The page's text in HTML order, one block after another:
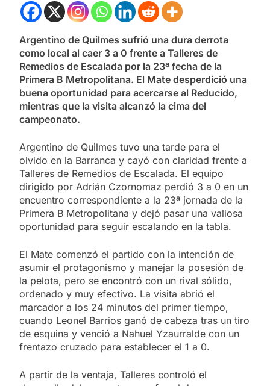
Argentino de Quilmes sufrió una dura derrota
como local al caer 3 a 0 frente a Talleres de
Remedios de Escalada por la 23ª fecha de la
Primera B Metropolitana. El Mate desperdició una
buena oportunidad para acercarse al Reducido,
mientras que la visita alcanzó la cima del
campeonato.
Argentino de Quilmes tuvo una tarde para el
olvido en la Barranca y cayó con claridad frente a
Talleres de Remedios de Escalada. El equipo
dirigido por Adrián Czornomaz perdió 3 a 0 en un
encuentro correspondiente a la 23ª jornada de la
Primera B Metropolitana y dejó pasar una valiosa
oportunidad para seguir escalando en la tabla.
El Mate comenzó el partido con la intención de
asumir el protagonismo y manejar la posesión de
la pelota, pero se encontró con un rival sólido,
ordenado y muy efectivo. La visita abrió el
marcador a los 24 minutos del primer tiempo,
cuando Leonel Barrios ganó de cabeza tras un tiro
de esquina y venció a Nahuel Yzaurralde con un
frentazo cruzado para establecer el 1 a 0.
A partir de la ventaja, Talleres controló el